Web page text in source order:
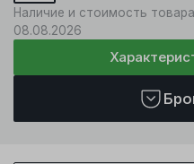
Наличие и стоимость
08.08.2026